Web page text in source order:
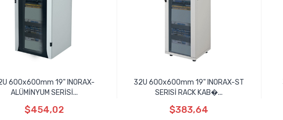
600x600mm 19" INORAX-
ALÜMİNYUM SERİSİ...
$454,02
32U 600x600mm 19" INORAX-ST
SERISİ RACK KAB�...
$383,64